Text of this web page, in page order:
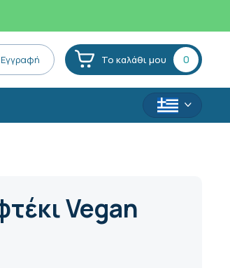
Το καλάθι μου 0
Vegan